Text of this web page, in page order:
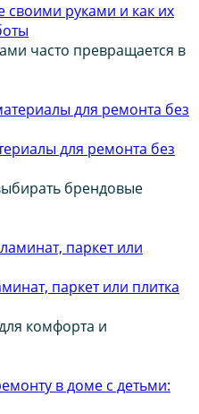
руками и как их
часто превращается в
для ремонта без
брендовые
паркет или плитка
комфорта и